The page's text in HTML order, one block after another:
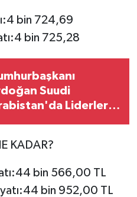
bin 724,69
bin 725,28
Suudi
Liderlerle
KADAR?
bin 566,00 TL
bin 952,00 TL